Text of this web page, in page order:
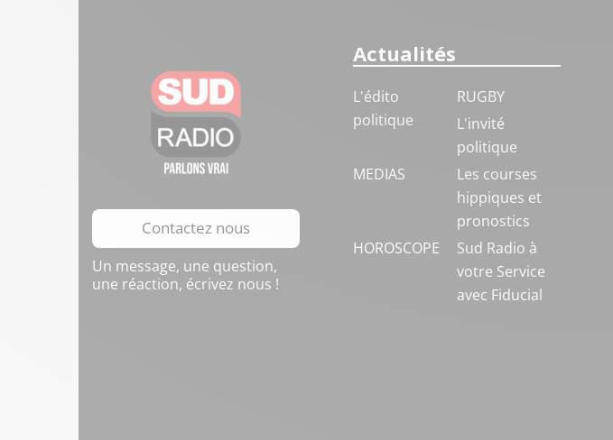
Contactez nous
Un message, une question,
une réaction, écrivez nous !
Actualités
L'édito
politique
RUGBY
L'invité
politique
MEDIAS
Les courses
hippiques et
pronostics
HOROSCOPE
Sud Radio à
votre Service
avec Fiducial